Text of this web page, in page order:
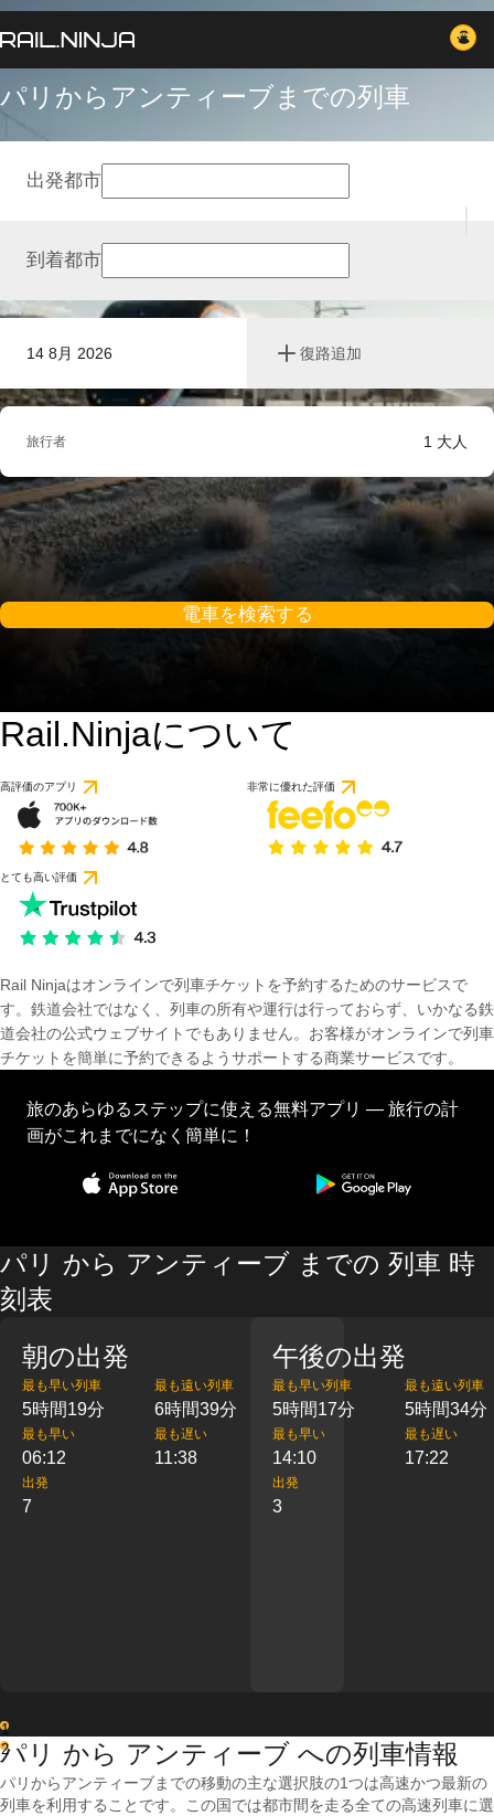
パリからアンティーブまでの列車
14 8月 2026 復路追加
出発都市
到着都市
旅行者 1 大人
電車を検索する
Rail.Ninjaについて
高評価のアプリ 非常に優れた評価
とても高い評価
Rail Ninjaはオンラインで列車チケットを予約するためのサービスで
す。鉄道会社ではなく、列車の所有や運行は行っておらず、いかなる鉄
道会社の公式ウェブサイトでもありません。お客様がオンラインで列車
チケットを簡単に予約できるようサポートする商業サービスです。
旅のあらゆるステップに使える無料アプリ — 旅行の計
画がこれまでになく簡単に！
パリ から アンティーブ までの 列車 時
刻表
朝の出発
最も早い列車
5時間19分
最も遠い列車
6時間39分
最も早い
06:12
最も遅い
11:38
出発
7
午後の出発
最も早い列車
5時間17分
最も遠い列車
5時間34分
最も早い
14:10
最も遅い
17:22
出発
3
1
2
パリ から アンティーブ への列車情報
パリからアンティーブまでの移動の主な選択肢の1つは高速かつ最新の
列車を利用することです。この国では都市間を走る全ての高速列車に選